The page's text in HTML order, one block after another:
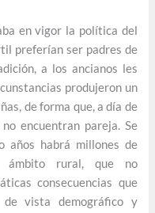
en vigor la política del
preferían ser padres de
a los ancianos les
produjeron un
de forma que, a día de
encuentran pareja. Se
años habrá millones de
ámbito rural, que no
consecuencias que
vista demográfico y